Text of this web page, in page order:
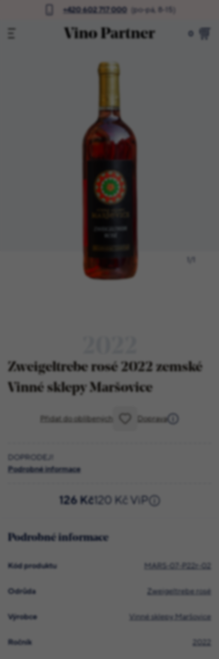
+420 602 717 000 (po-pá, 8-15)
0
Zweigeltrebe rosé 2022 zemské
Vinné sklepy Maršovice
Přidat do oblíbených Doprava
DOPRODEJ!
Podrobné informace
126 Kč120 Kč ViP
Podrobné informace
Kód produktu MARS-07-P22r-02
Odrůda Zweigeltrebe rosé
Výrobce Vinné sklepy Maršovice
Ročník 2022